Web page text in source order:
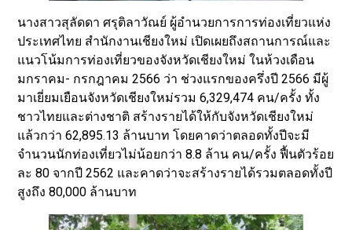
นางสาวสุลัดดา ศรุติลาวัณย์ ผู้อำนวยการการท่องเที่ยวแห่ง
ประเทศไทย สำนักงานเชียงใหม่ เปิดเผยถึงสถานการณ์และ
แนวโน้มการท่องเที่ยวของจังหวัดเชียงใหม่ ในห้วงเดือน
มกราคม- กรกฎาคม 2566 ว่า ช่วงแรกของครึ่งปี 2566 มีผู้
มาเยี่ยมเยือนจังหวัดเชียงใหม่รวม 6,329,474 คน/ครั้ง ทั้ง
ชาวไทยและต่างชาติ สร้างรายได้ให้กับจังหวัดเชียงใหม่
แล้วกว่า 62,895.13 ล้านบาท โดยคาดว่าตลอดทั้งปีจะมี
จำนวนนักท่องเที่ยวไม่น้อยกว่า 8.8 ล้าน คน/ครั้ง ฟื้นตัวร้อย
ละ 80 จากปี 2562 และคาดว่าจะสร้างรายได้รวมตลอดทั้งปี
สูงถึง 80,000 ล้านบาท